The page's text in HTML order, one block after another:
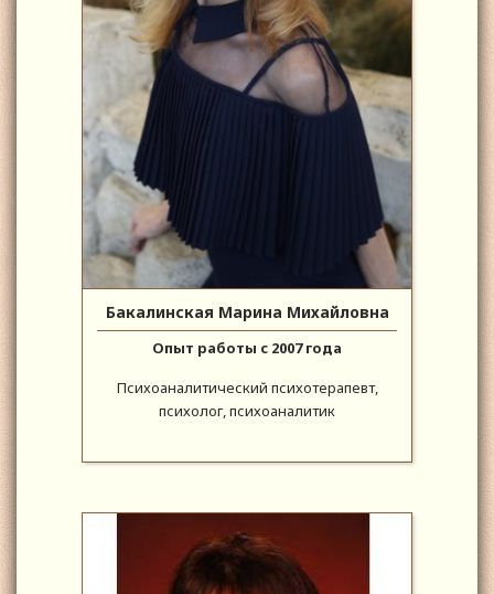
Бакалинская Марина Михайловна
Опыт работы с 2007 года
Психоаналитический психотерапевт,
психолог, психоаналитик